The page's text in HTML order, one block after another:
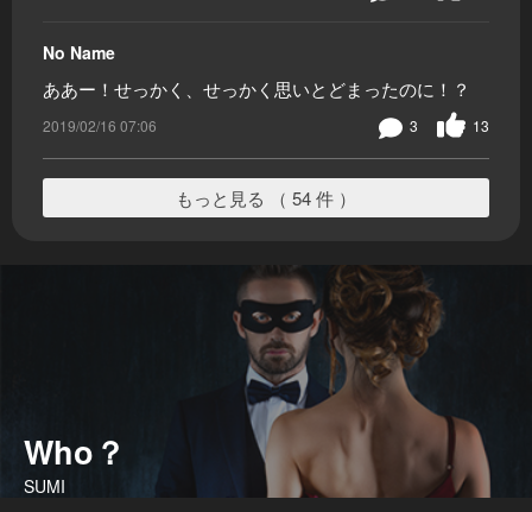
No Name
ああー！せっかく、せっかく思いとどまったのに！？
2019/02/16 07:06 13
3
もっと見る （ 54 件 ）
Who？
SUMI